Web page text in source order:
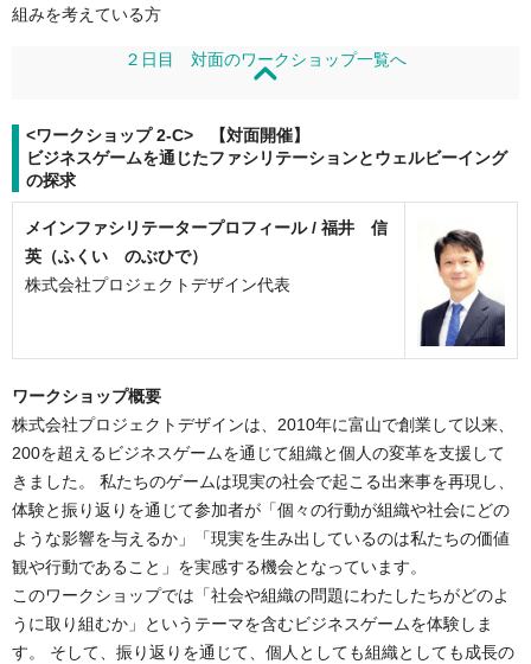
組みを考えている方
２日目 対面のワークショップ一覧へ
<ワークショップ 2-C> 【対面開催】
ビジネスゲームを通じたファシリテーションとウェルビーイング
の探求
メインファシリテータープロフィール / 福井 信
英（ふくい のぶひで）
株式会社プロジェクトデザイン代表
ワークショップ概要
株式会社プロジェクトデザインは、2010年に富山で創業して以来、
200を超えるビジネスゲームを通じて組織と個人の変革を支援して
きました。 私たちのゲームは現実の社会で起こる出来事を再現し、
体験と振り返りを通じて参加者が「個々の行動が組織や社会にどの
ような影響を与えるか」「現実を生み出しているのは私たちの価値
観や行動であること」を実感する機会となっています。
このワークショップでは「社会や組織の問題にわたしたちがどのよ
うに取り組むか」というテーマを含むビジネスゲームを体験しま
す。 そして、振り返りを通じて、個人としても組織としても成長の